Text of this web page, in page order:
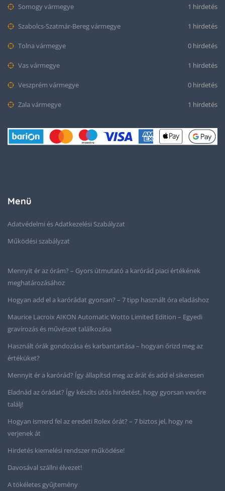
Somogy vármegye 1 hirdetés
Szabolcs-Szatmár-Bereg vármegye 1 hirdetés
Tolna vármegye 0 hirdetés
Vas vármegye 1 hirdetés
Veszprém vármegye 0 hirdetés
Zala vármegye 1 hirdetés
Menü
Adatvédelmi és Adatkezelési Szabályzat
Működési szabályzat
Mennyit ér az órám? – Gyors útmutató a karórád piaci értékének
meghatározásához
Hogyan add el a karórádat gyorsan? – 7 tipp használt óra eladáshoz
Maurice Lacroix AIKON Automatic Wotto Limited Edition – Egyedi
gravírozás és művészet találkozása
Használt órák gondozása és karbantartása – hogyan őrizd meg az
értéküket?
Mennyit ér a karórád? Így állapítsd meg az árát és add el sikeresen
Eladnád az órádat? Így készíts ütős hirdetést, hogy gyorsan vevőre
találj!
Hogyan ismerd fel az eredeti Rolex órát? – 7 biztos jel, hogy ne
verjenek át
Hirdetés kiemelési rendszer működése!
Davosával szállni élvezet!
A tökéletes gyűjtemény